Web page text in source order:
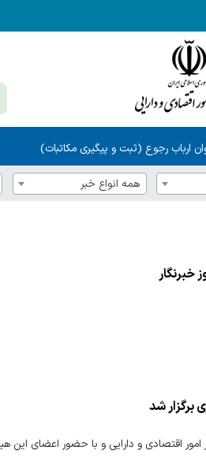
ارباب رجوع (ثبت و پیگیری مکاتبات)
همه انواع خبر
خبرنگار
برگزار شد
اقتصادی و دارایی و با حضور اعضای این